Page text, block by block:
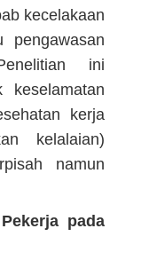
kecelakaan
pengawasan
ini
keselamatan
kerja
kelalaian)
namun
pada